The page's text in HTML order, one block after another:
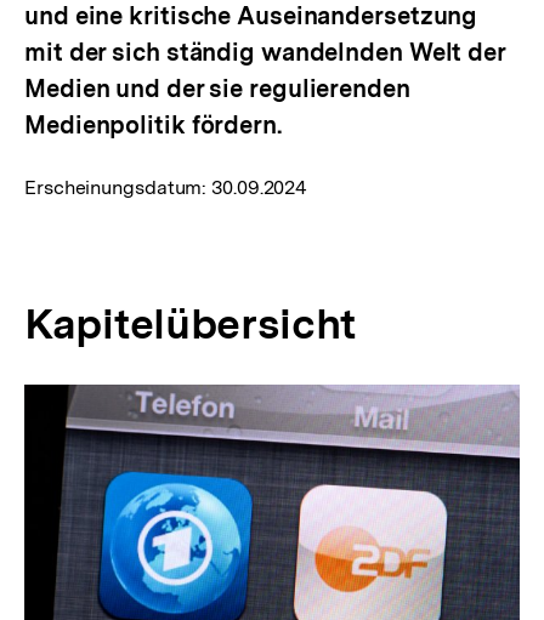
und eine kritische Auseinandersetzung
mit der sich ständig wandelnden Welt der
Medien und der sie regulierenden
Medienpolitik fördern.
Erscheinungsdatum: 30.09.2024
Kapitelübersicht
Inhaltskarussell
überspringen